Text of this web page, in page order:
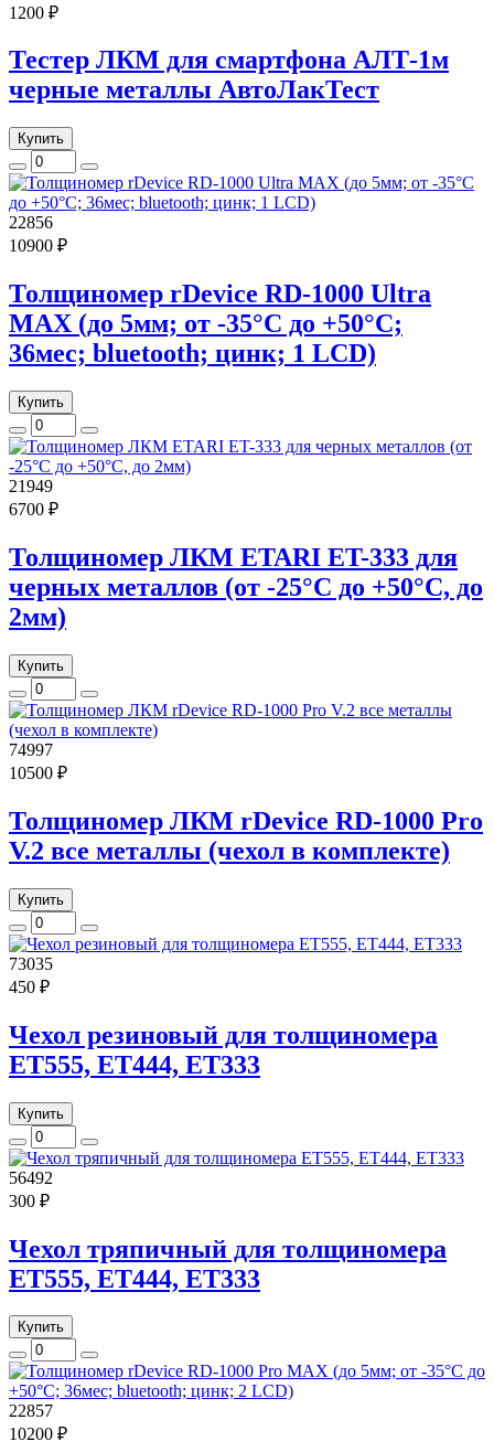
1200 ₽
Тестер ЛКМ для смартфона АЛТ-1м
черные металлы АвтоЛакТест
Купить
22856
10900 ₽
Толщиномер rDevice RD-1000 Ultra
MAX (до 5мм; от -35°С до +50°С;
36мес; bluetooth; цинк; 1 LCD)
Купить
21949
6700 ₽
Толщиномер ЛКМ ETARI ET-333 для
черных металлов (от -25°С до +50°С, до
2мм)
Купить
74997
10500 ₽
Толщиномер ЛКМ rDevice RD-1000 Pro
V.2 все металлы (чехол в комплекте)
Купить
73035
450 ₽
Чехол резиновый для толщиномера
ЕТ555, ET444, ET333
Купить
56492
300 ₽
Чехол тряпичный для толщиномера
ЕТ555, ET444, ET333
Купить
22857
10200 ₽